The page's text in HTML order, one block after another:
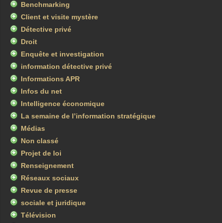
Benchmarking
Client et visite mystère
Détective privé
Droit
Enquête et investigation
information détective privé
Informations APR
Infos du net
Intelligence économique
La semaine de l’information stratégique
Médias
Non classé
Projet de loi
Renseignement
Réseaux sociaux
Revue de presse
sociale et juridique
Télévision